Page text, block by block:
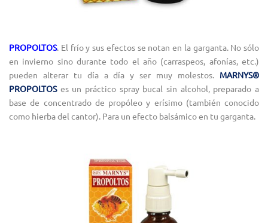
PROPOLTOS. El frío y sus efectos se notan en la garganta. No sólo
en invierno sino durante todo el año (carraspeos, afonías, etc.)
pueden alterar tu día a día y ser muy molestos. MARNYS®
PROPOLTOSes un práctico spray bucal sin alcohol, preparado a
base de concentrado de propóleo y erísimo (también conocido
como hierba del cantor). Para un efecto balsámico en tu garganta.